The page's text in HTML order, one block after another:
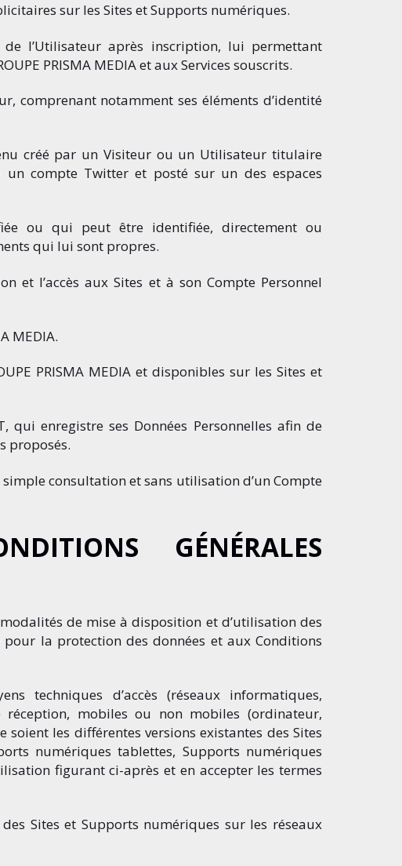
sur les Sites et Supports numériques.
l’Utilisateur après inscription, lui permettant
PRISMA MEDIA et aux Services souscrits.
comprenant notamment ses éléments d’identité
créé par un Visiteur ou un Utilisateur titulaire
un compte Twitter et posté sur un des espaces
ou qui peut être identifiée, directement ou
qui lui sont propres.
et l’accès aux Sites et à son Compte Personnel
MEDIA.
PRISMA MEDIA et disponibles sur les Sites et
qui enregistre ses Données Personnelles afin de
proposés.
consultation et sans utilisation d’un Compte
GÉNÉRALES
de mise à disposition et d’utilisation des
la protection des données et aux Conditions
techniques d’accès (réseaux informatiques,
mobiles ou non mobiles (ordinateur,
les différentes versions existantes des Sites
numériques tablettes, Supports numériques
figurant ci-après et en accepter les termes
Sites et Supports numériques sur les réseaux